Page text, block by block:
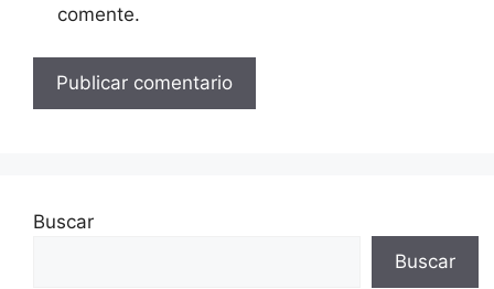
comente.
Buscar
Buscar